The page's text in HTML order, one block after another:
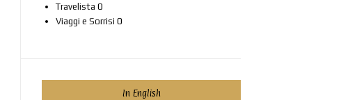
Travelista 0
Viaggi e Sorrisi 0
In English